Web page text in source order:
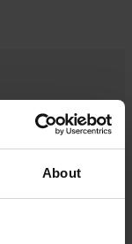
About
UTILE ?